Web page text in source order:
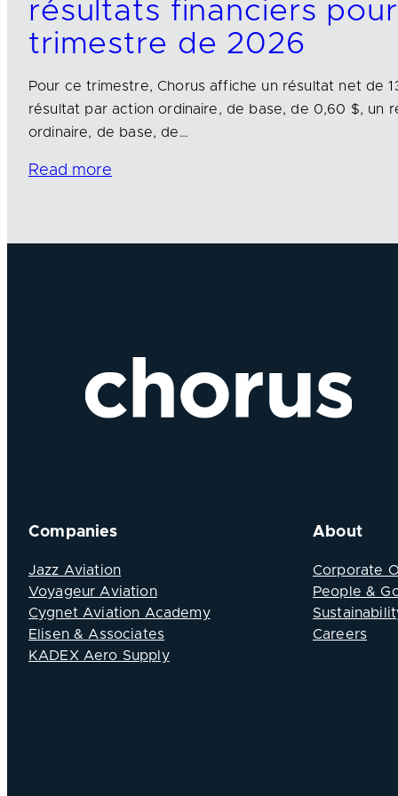
résultats financiers
trimestre de 2026
Pour ce trimestre, Chorus affiche un résultat net de
résultat par action ordinaire, de base, de 0,60 $, un
ordinaire, de base, de…
Read more
Companies
Jazz Aviation
Voyageur Aviation
Cygnet Aviation Academy
Elisen & Associates
KADEX Aero Supply
About
Corporate
People &
Careers